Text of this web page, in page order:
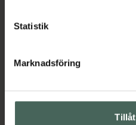
Statistik
Marknadsföring
hjälpa just dig att må lite
Kundservice